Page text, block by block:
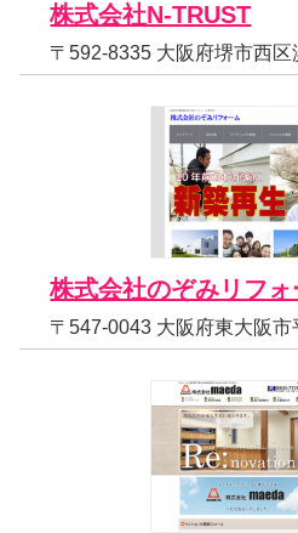
株式会社N-TRUST
〒592-8335 大阪府堺市西
株式会社のぞみリフォ
〒547-0043 大阪府東大阪